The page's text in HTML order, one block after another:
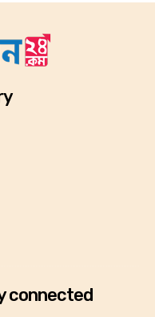
connected